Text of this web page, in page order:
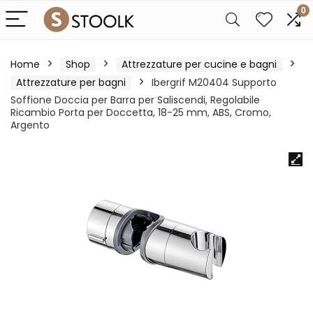
0
Home Shop
Attrezzature per cucine e bagni
Attrezzature per bagni
Ibergrif M20404 Supporto
Soffione Doccia per Barra per Saliscendi, Regolabile
Ricambio Porta per Doccetta, 18-25 mm, ABS, Cromo,
Argento